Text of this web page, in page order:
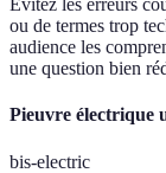
Évitez les erreurs
ou de termes trop
audience les
une question bien
Pieuvre électrique
bis-electric